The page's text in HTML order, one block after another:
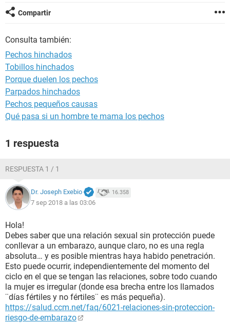
Compartir
Consulta también:
Pechos hinchados
Tobillos hinchados
Porque duelen los pechos
Parpados hinchados
Pechos pequeños causas
Qué pasa si un hombre te mama los pechos
1 respuesta
RESPUESTA 1 / 1
Dr. Joseph Exebio 16.358
7 sep 2018 a las 03:06
Hola!
Debes saber que una relación sexual sin protección puede
conllevar a un embarazo, aunque claro, no es una regla
absoluta… y es posible mientras haya habido penetración.
Esto puede ocurrir, independientemente del momento del
ciclo en el que se tengan las relaciones, sobre todo cuando
la mujer es irregular (donde esa brecha entre los llamados
¨días fértiles y no fértiles¨ es más pequeña).
https://salud.ccm.net/faq/6021-relaciones-sin-proteccion-
riesgo-de-embarazo